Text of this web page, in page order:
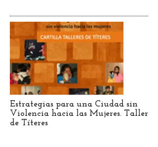
Estrategias para una Ciudad sin
Violencia hacia las Mujeres. Taller
de Títeres